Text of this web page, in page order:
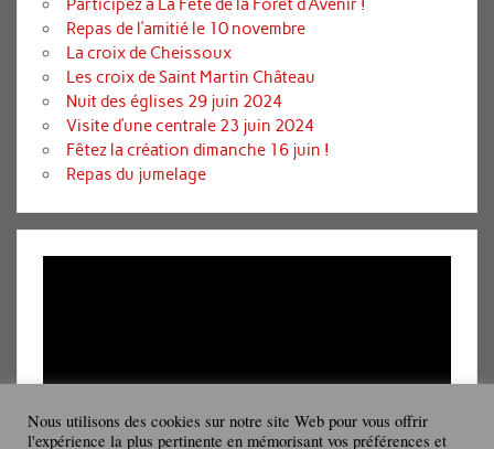
Participez à La Fête de la Forêt d’Avenir !
Repas de l’amitié le 10 novembre
La croix de Cheissoux
Les croix de Saint Martin Château
Nuit des églises 29 juin 2024
Visite d’une centrale 23 juin 2024
Fêtez la création dimanche 16 juin !
Repas du jumelage
Lecteur
Nous utilisons des cookies sur notre site Web pour vous offrir
l'expérience la plus pertinente en mémorisant vos préférences et